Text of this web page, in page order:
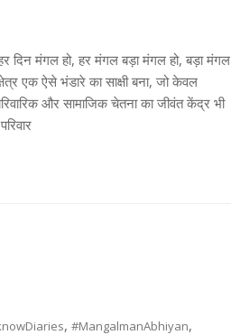
दिन मंगल हो, हर मंगल बड़ा मंगल हो, बड़ा मंगल
एक ऐसे भंडारे का साक्षी बना, जो केवल
और सामाजिक चेतना का जीवंत केंद्र भी
, #MangalmanAbhiyan,